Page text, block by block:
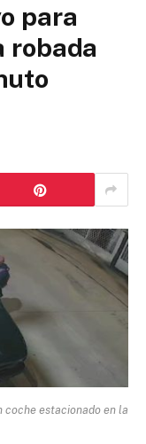
para
robada
coche estacionado en la